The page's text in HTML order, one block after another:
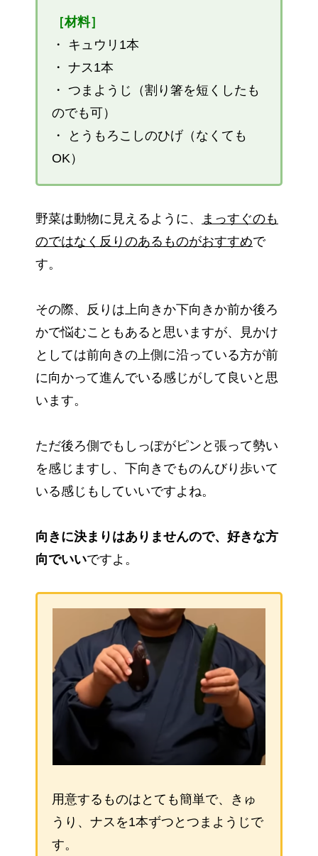
［材料］
・ キュウリ1本
・ ナス1本
・ つまようじ（割り箸を短くしたも
のでも可）
・ とうもろこしのひげ（なくても
OK）
野菜は動物に見えるように、
まっすぐのも
のではなく反りのあるものがおすすめで
す。
その際、反りは上向きか下向きか前か後ろ
かで悩むこともあると思いますが、見かけ
としては前向きの上側に沿っている方が前
に向かって進んでいる感じがして良いと思
います。
ただ後ろ側でもしっぽがピンと張って勢い
を感じますし、下向きでものんびり歩いて
いる感じもしていいですよね。
向きに決まりはありませんので、好きな方
向でいいですよ。
用意するものはとても簡単で、きゅ
うり、ナスを1本ずつとつまようじで
す。